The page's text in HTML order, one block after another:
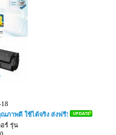
ภาพดี ใช้ได้จริง ส่งฟรี!
อร์ รุ่น